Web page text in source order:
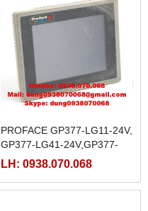
PROFACE GP377-LG11-24V,
GP377-LG41-24V,GP377-
SC11-24V,GP377-SC41-24V
LH: 0938.070.068